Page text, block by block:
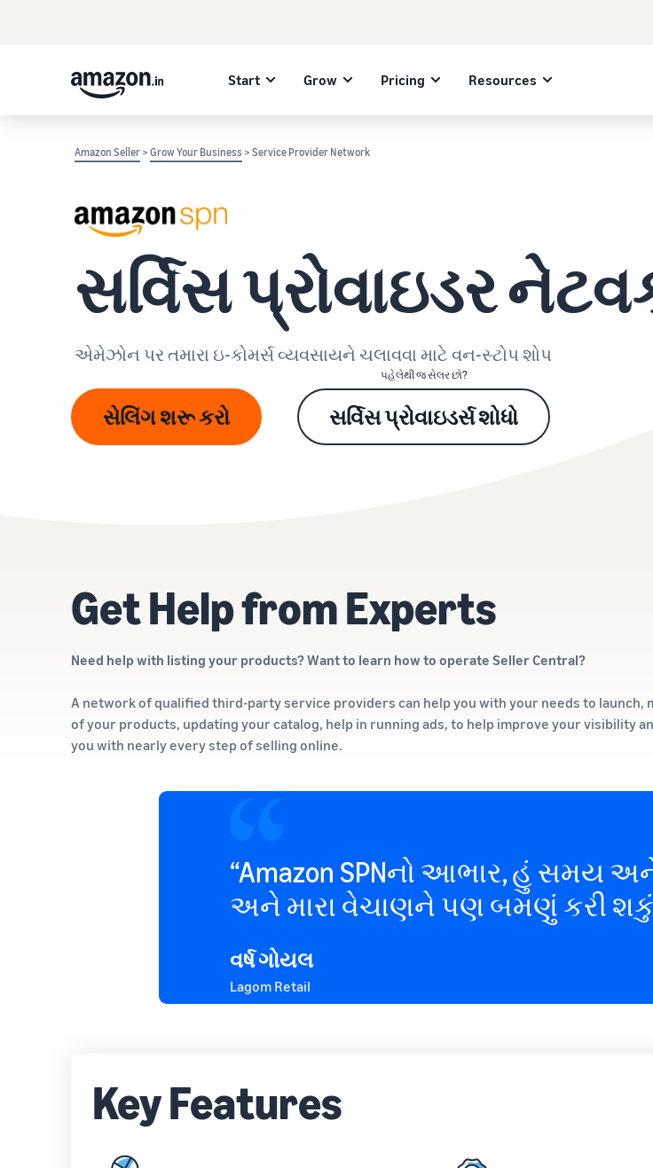
Start Grow Pricing Resources
Amazon Seller > Grow Your Business > Service Provider Network
સર્વિસ પ્રોવાઇડર
એમેઝોન પર તમારા ઇ-કોમર્સ વ્યવસાયને ચલાવવા માટે વન-સ્ટોપ શોપ
સેલિંગ શરૂ કરો
પહેલેથી જ સેલર છો?
સર્વિસ પ્રોવાઇડર્સ શોધો
Get Help from Experts
Need help with listing your products? Want to learn how to operate Seller Central?
A network of qualified third-party service providers can help you with your needs to launch,
of your products, updating your catalog, help in running ads, to help improve your visibility
you with nearly every step of selling online.
“Amazon SPNનો આભાર, હું સમય
અને મારા વેચાણને પણ બમણું કરી
વર્ષ ગોયલ
Lagom Retail
Key Features